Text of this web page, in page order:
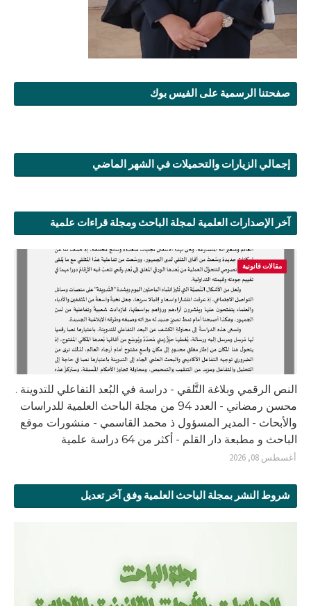
صفحتنا الرسمية على الفيس بوك
إجمالي الزيارات والتحميلات في الشهر الماضي
آخر الإصدارات العلمية لمجلة الباحث ومجلة قراءات علمية
مقالات قانونية
النص الرقمي وبلاغة التَّلقي - دراسة في البُعد التفاعلي للتدوينة .
محسن رمضاني - العدد 94 من مجلة الباحث العلمية للدراسات
والأبحاث - المدير المسؤول ذ محمد القاسمي - منشورات موقع
الباحث و مطبعة دار القلم - أكثر من 64 دراسة علمية
أغسطس 08, 2026
شروط النشر بمجلة الباحث العلمية وفق آخر تعديل